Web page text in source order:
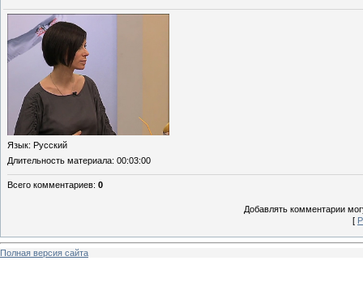
Язык: Русский
Длительность материала: 00:03:00
Всего комментариев: 0
Добавлять комментарии
[
Полная версия сайта